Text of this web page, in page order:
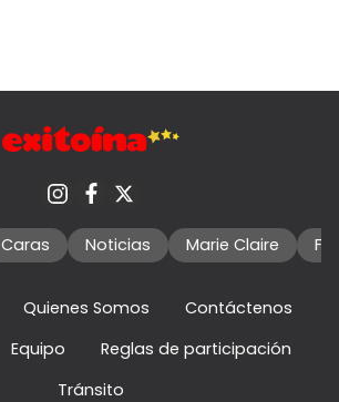
Caras Noticias Marie Claire
Quienes Somos
Contáctenos
Equipo
Reglas de participación
Tránsito